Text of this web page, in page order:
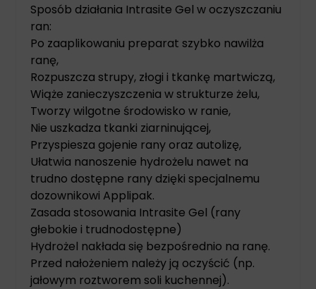
Sposób działania Intrasite Gel w oczyszczaniu
ran:
Po zaaplikowaniu preparat szybko nawilża
ranę,
Rozpuszcza strupy, złogi i tkankę martwiczą,
Wiąże zanieczyszczenia w strukturze żelu,
Tworzy wilgotne środowisko w ranie,
Nie uszkadza tkanki ziarninującej,
Przyspiesza gojenie rany oraz autolizę,
Ułatwia nanoszenie hydrożelu nawet na
trudno dostępne rany dzięki specjalnemu
dozownikowi Applipak.
Zasada stosowania Intrasite Gel (rany
głebokie i trudnodostępne)
Hydrożel nakłada się bezpośrednio na ranę.
Przed nałożeniem należy ją oczyścić (np.
jałowym roztworem soli kuchennej).